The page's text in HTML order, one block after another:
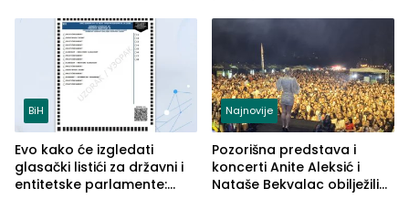
služba građanima
BiH
Evo kako će izgledati
glasački listići za državni i
entitetske parlamente:
Najnovije
Pozorišna predstava i
koncerti Anite Aleksić i
Nataše Bekvalac obilježili